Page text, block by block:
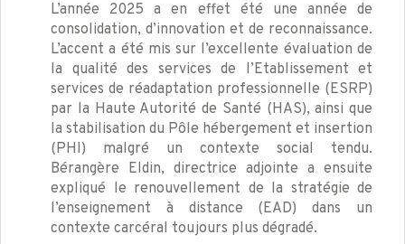
L’année 2025 a en effet été une année de
consolidation, d’innovation et de reconnaissance.
L’accent a été mis sur l’excellente évaluation de
la qualité des services de l’Etablissement et
services de réadaptation professionnelle (ESRP)
par la Haute Autorité de Santé (HAS), ainsi que
la stabilisation du Pôle hébergement et insertion
(PHI) malgré un contexte social tendu.
Bérangère Eldin, directrice adjointe a ensuite
expliqué le renouvellement de la stratégie de
l’enseignement à distance (EAD) dans un
contexte carcéral toujours plus dégradé.